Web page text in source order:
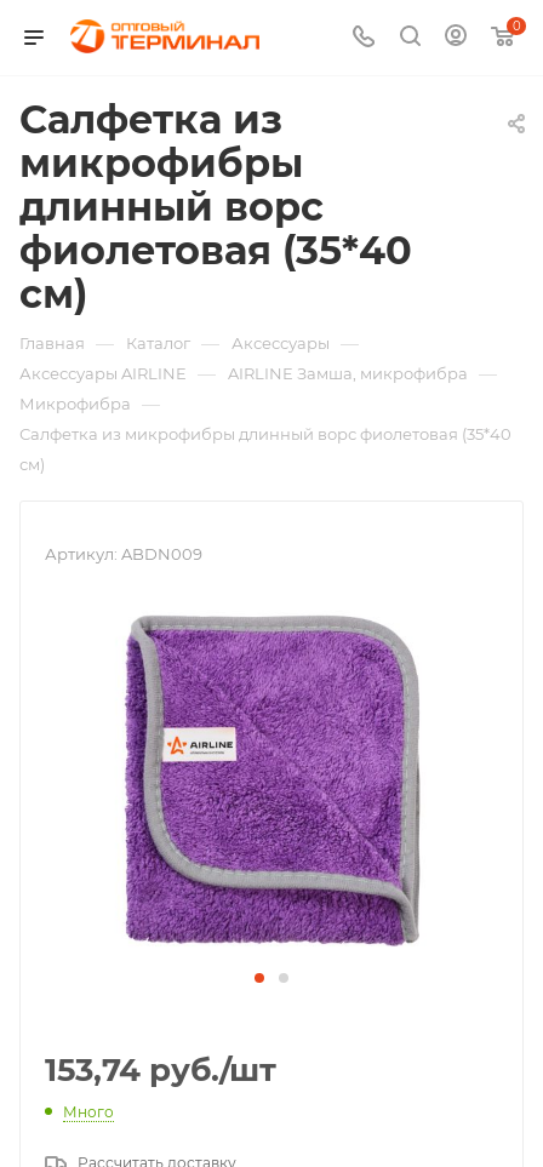
0
Салфетка из
микрофибры
длинный ворс
фиолетовая (35*40
см)
Главная — Каталог — Аксессуары —
Аксессуары AIRLINE — AIRLINE Замша, микрофибра —
Микрофибра —
Салфетка из микрофибры длинный ворс фиолетовая (35*40
см)
Артикул: ABDN009
153,74 руб./шт
Много
Рассчитать доставку